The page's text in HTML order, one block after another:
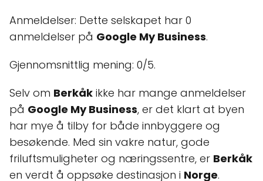
Anmeldelser: Dette selskapet har 0
anmeldelser på Google My Business.
Gjennomsnittlig mening: 0/5.
Selv om Berkåk ikke har mange anmeldelser
på Google My Business, er det klart at byen
har mye å tilby for både innbyggere og
besøkende. Med sin vakre natur, gode
friluftsmuligheter og næringssentre, er Berkåk
en verdt å oppsøke destinasjon i Norge.